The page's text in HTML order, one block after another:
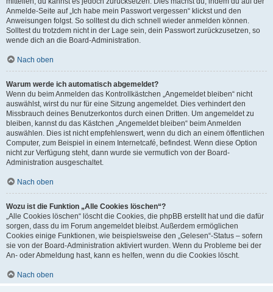
Anmelde-Seite auf „Ich habe mein Passwort vergessen“ klickst und den
Anweisungen folgst. So solltest du dich schnell wieder anmelden können.
Solltest du trotzdem nicht in der Lage sein, dein Passwort zurückzusetzen, so
wende dich an die Board-Administration.
Nach oben
Warum werde ich automatisch abgemeldet?
Wenn du beim Anmelden das Kontrollkästchen „Angemeldet bleiben“ nicht
auswählst, wirst du nur für eine Sitzung angemeldet. Dies verhindert den
Missbrauch deines Benutzerkontos durch einen Dritten. Um angemeldet zu
bleiben, kannst du das Kästchen „Angemeldet bleiben“ beim Anmelden
auswählen. Dies ist nicht empfehlenswert, wenn du dich an einem öffentlichen
Computer, zum Beispiel in einem Internetcafé, befindest. Wenn diese Option
nicht zur Verfügung steht, dann wurde sie vermutlich von der Board-
Administration ausgeschaltet.
Nach oben
Wozu ist die Funktion „Alle Cookies löschen“?
„Alle Cookies löschen“ löscht die Cookies, die phpBB erstellt hat und die dafür
sorgen, dass du im Forum angemeldet bleibst. Außerdem ermöglichen
Cookies einige Funktionen, wie beispielsweise den „Gelesen“-Status – sofern
sie von der Board-Administration aktiviert wurden. Wenn du Probleme bei der
An- oder Abmeldung hast, kann es helfen, wenn du die Cookies löscht.
Nach oben